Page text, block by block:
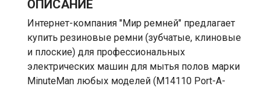
ОПИСАНИЕ
Интернет-компания "Мир ремней" предлагает
купить резиновые ремни (зубчатые, клиновые
и плоские) для профессиональных
электрических машин для мытья полов марки
MinuteMan любых моделей (M14110 Port-A-